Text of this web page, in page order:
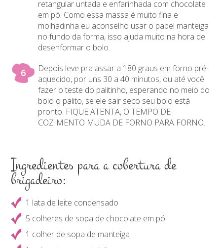
retangular untada e enfarinhada com chocolate
em pó. Como essa massa é muito fina e
molhadinha eu aconselho usar o papel manteiga
no fundo da forma, isso ajuda muito na hora de
desenformar o bolo.
Depois leve pra assar a 180 graus em forno pré-
aquecido, por uns 30 a 40 minutos, ou até você
fazer o teste do palitinho, esperando no meio do
bolo o palito, se ele sair seco seu bolo está
pronto. FIQUE ATENTA, O TEMPO DE
COZIMENTO MUDA DE FORNO PARA FORNO.
Ingredientes para a cobertura de
brigadeiro:
1 lata de leite condensado
5 colheres de sopa de chocolate em pó
1 colher de sopa de manteiga